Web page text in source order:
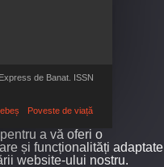
de Banat. ISSN
Poveste de viață
a vă oferi o
și funcționalități adaptate
website-ului nostru.